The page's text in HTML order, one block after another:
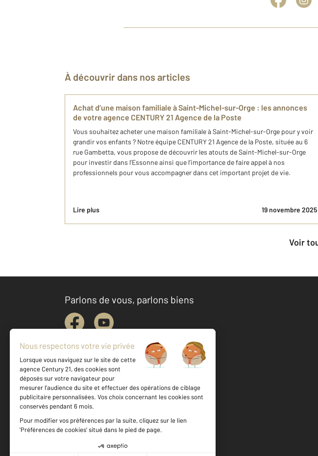
À découvrir dans nos articles
Achat d’une maison familiale à Saint-Michel-sur-Orge : les annonces
de votre agence CENTURY 21 Agence de la Poste
Vous souhaitez acheter une maison familiale à Saint-Michel-sur-Orge pour y voir
grandir vos enfants ? Notre équipe CENTURY 21 Agence de la Poste, située au 6
rue Gambetta, vous propose de découvrir les atouts de Saint-Michel-sur-Orge
pour investir dans l’Essonne ainsi que l’importance de faire appel à nos
professionnels pour vous accompagner dans cet important projet de vie.
Lire plus 19 novembre 2025
Voir
Parlons de vous, parlons biens
Votre agence est notée
Achat
Location